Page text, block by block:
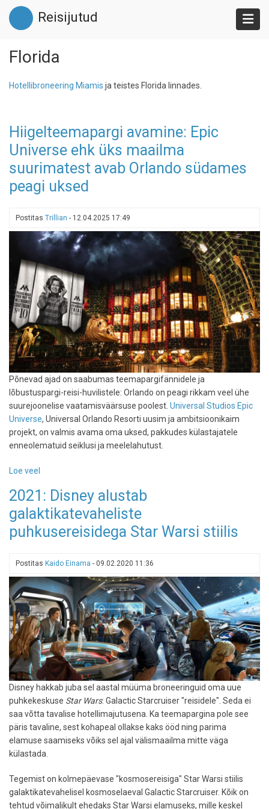
Liigu
edasi
põhisisu
Reisijutud
Florida
Hotellibroneering Miamis ja teistes Florida linnades.
Hiigelteemapargi avamine: Epic
Universe ehk üks maailma
suurimatest avab Orlando südames
peagi uksed
Postitas Trillian - 12.04.2025 17:49
Põnevad ajad on saabumas teemapargifännidele ja
lõbustuspargi-reisi-huvilistele: Orlando on peagi rikkam veel ühe
suurejoonelise vaatamisväärsuse poolest. Universal Studios Epic
Universe, Universal Orlando Resorti uusim ja ambitsioonikaim
projekt, on valmis avama oma uksed, pakkudes külastajatele
enneolematuid seiklusi ja meelelahutust.
Loe veel
avamine:
Epic
ehk
maailma
suurimatest
avab
Orlando
südames
peagi
uksed
2021: Disney alustab
galaktikatevaheliste
puhkusereisidega Star Warsi stiilis
Postitas Kaido Einama - 09.02.2020 11:36
Disney hakkab juba sel aastal müüma broneeringuid oma uue
puhkekeskuse Star Wars: Galactic Starcruiser "reisidele". Seda ei
saa võtta tavalise hotellimajutusena. Ka teemapargina pole see
päris tavaline, sest kohapeal ollakse kaks ööd ning parima
elamuse saamiseks võiks sel ajal välismaailma mitte väga
külastada.
Tegemist on kolmepäevase "kosmosereisiga" Star Warsi stiilis
galaktikatevahelisel kosmoselaeval Galactic Starcruiser. Kõik on
tehtud võimalikult ehedaks Star Warsi elamuseks, mille keskel